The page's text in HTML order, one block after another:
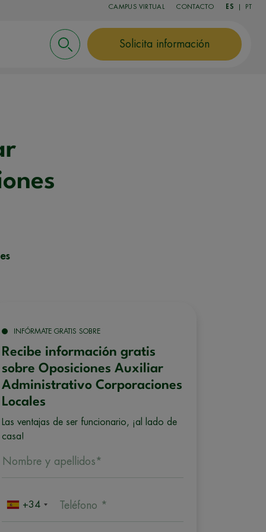
CAMPUS VIRTUAL CONTACTO ES PT
Solicita información
INFÓRMATE GRATIS SOBRE
Recibe información gratis
sobre Oposiciones Auxiliar
Administrativo Corporaciones
Locales
Las ventajas de ser funcionario, ¡al lado de
casa!
Nombre y apellidos*
+34 Teléfono *